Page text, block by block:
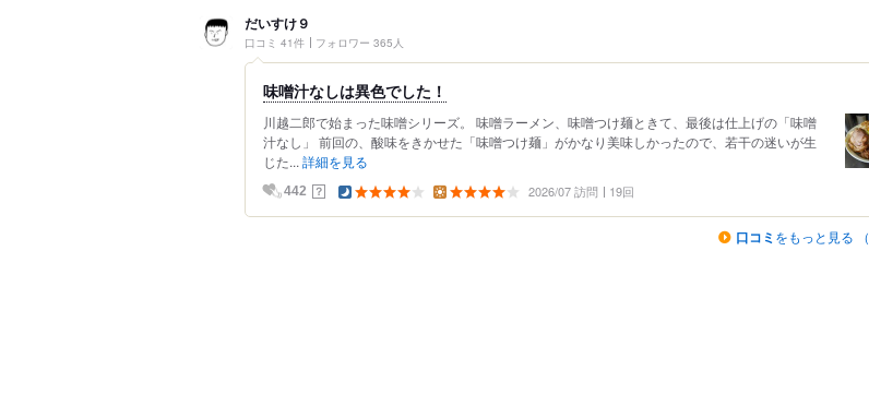
だいすけ９
口コミ 41件 フォロワー 365人
味噌汁なしは異色でした！
川越二郎で始まった味噌シリーズ。 味噌ラーメン、味噌つけ麺ときて、最後は仕上げの「味噌
汁なし」 前回の、酸味をきかせた「味噌つけ麺」がかなり美味しかったので、若干の迷いが生
じた... 詳細を見る
442 ？ 2026/07 訪問 19回
口コミ をもっと見る （